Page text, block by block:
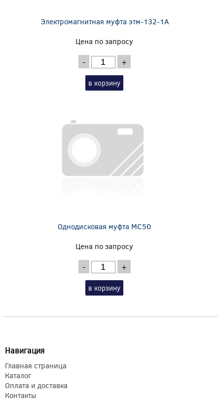
Электромагнитная муфта этм-132-1А
Цена по запросу
- +
в корзину
Однодисковая муфта MC50
Цена по запросу
- +
в корзину
Навигация
Главная страница
Каталог
Оплата и доставка
Контакты